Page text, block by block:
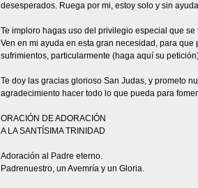
desesperados. Ruega por mi, estoy solo y sin
Te imploro hagas uso del privilegio especial que
Ven en mi ayuda en esta gran necesidad, para
sufrimientos, particularmente (haga aquí su
Te doy las gracias glorioso San Judas, y prometo
agradecimiento hacer todo lo que pueda para
ORACIÓN DE ADORACIÓN
A LA SANTÍSIMA TRINIDAD
Adoración al Padre eterno.
Padrenuestro, un Avemría y un Gloria.